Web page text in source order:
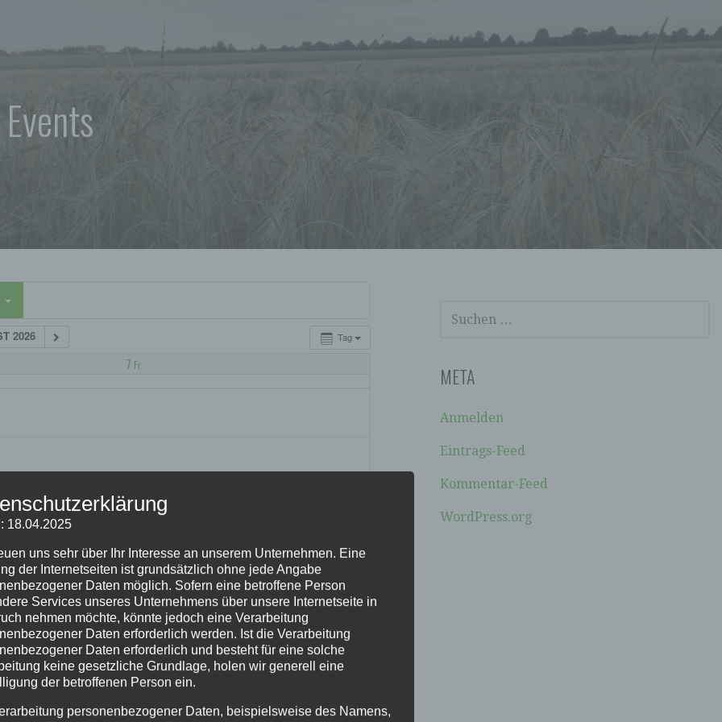
Tag
2026
7 Fr.
SUCHEN
NACH:
META
Anmelden
Eintrags-Feed
Kommentar-Feed
WordPress.org
18.04.2025
uns sehr über Ihr Interesse an unserem Unternehmen. Eine
der Internetseiten ist grundsätzlich ohne jede Angabe
Daten möglich. Sofern eine betroffene Person
Services unseres Unternehmens über unsere Internetseite in
nehmen möchte, könnte jedoch eine Verarbeitung
Daten erforderlich werden. Ist die Verarbeitung
Daten erforderlich und besteht für eine solche
keine gesetzliche Grundlage, holen wir generell eine
der betroffenen Person ein.
personenbezogener Daten, beispielsweise des Namens,